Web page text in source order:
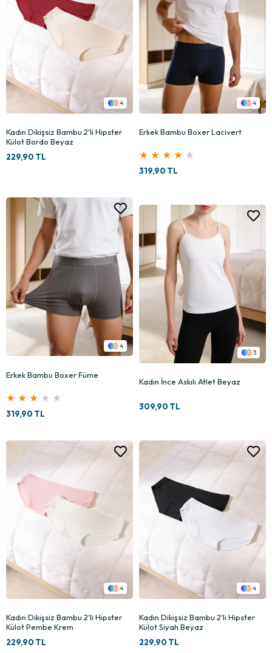
4
Kadın Dikişsiz Bambu 2'li Hipster
Külot Bordo Beyaz
229,90 TL
4
Erkek Bambu Boxer Lacivert
★ ★ ★ ★ ★
319,90 TL
4
Erkek Bambu Boxer Füme
★ ★ ★ ★ ★
319,90 TL
3
Kadın İnce Askılı Atlet Beyaz
309,90 TL
4
Kadın Dikişsiz Bambu 2'li Hipster
Külot Pembe Krem
229,90 TL
4
Kadın Dikişsiz Bambu 2'li Hipster
Külot Siyah Beyaz
229,90 TL